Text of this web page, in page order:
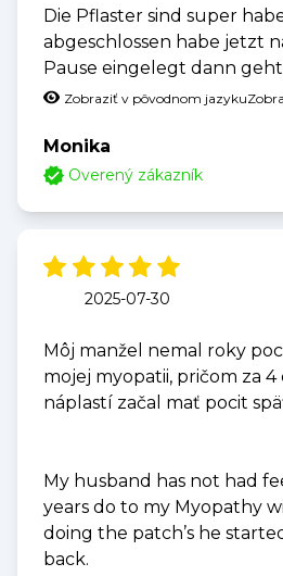
Die Pflaster sind super
abgeschlossen habe jetzt
Pause eingelegt dann
Zobraziť v pôvodnom jazyku
Monika
Overený zákazník
2025-07-30
Môj manžel nemal roky
mojej myopatii, pričom za 4
náplastí začal mať pocit
My husband has not had
years do to my Myopathy
doing the patch’s he
back.